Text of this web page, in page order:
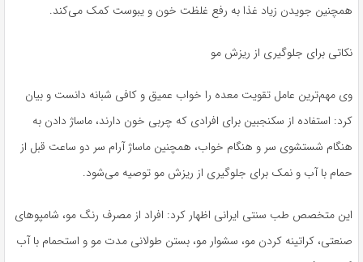
همچنین جویدن زیاد غذا به رفع غلظت خون و یبوست کمک می‌کند.
نکاتی برای جلوگیری از ریزش مو
وی مهم‌ترین عامل تقویت معده را خواب عمیق و کافی شبانه دانست و بیان
کرد: استفاده از سکنجبین برای افرادی که چربی خون دارند، ماساژ دادن به
هنگام شستشوی سر و هنگام خواب، همچنین ماساژ آرام سر دو ساعت قبل از
حمام با آب و نمک برای جلوگیری از ریزش مو توصیه می‌شود.
این متخصص طب سنتی ایرانی اظهار کرد: افراد از مصرف رنگ مو، شامپوهای
صنعتی، کراتینه کردن مو، سشوار مو، بستن طولانی مدت مو و استحمام با آب